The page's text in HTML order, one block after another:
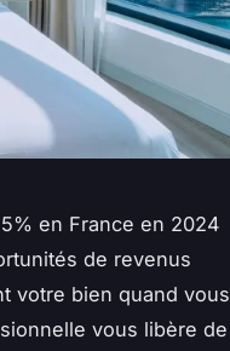
en France en 2024
de revenus
votre bien quand vous
vous libère de